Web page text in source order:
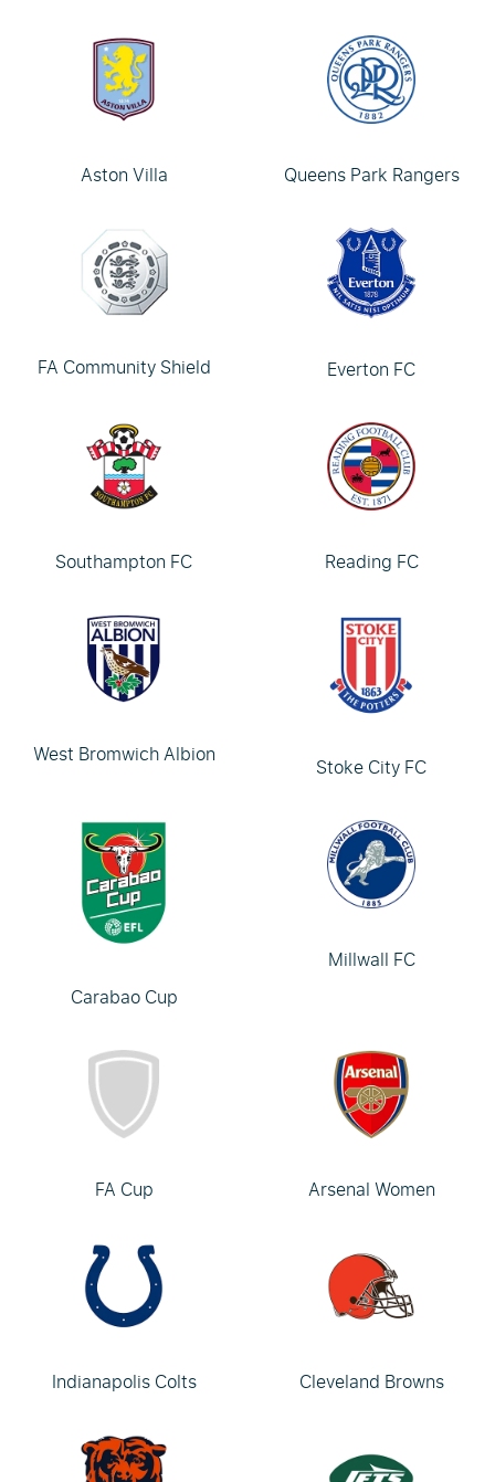
Aston Villa Queens Park Rangers
FA Community Shield Everton FC
Southampton FC Reading FC
West Bromwich Albion Stoke City FC
Carabao Cup
Millwall FC
FA Cup Arsenal Women
Indianapolis Colts Cleveland Browns